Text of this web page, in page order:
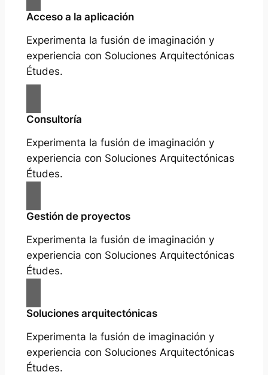
Acceso a la aplicación
Experimenta la fusión de imaginación y
experiencia con Soluciones Arquitectónicas
Études.
Consultoría
Experimenta la fusión de imaginación y
experiencia con Soluciones Arquitectónicas
Études.
Gestión de proyectos
Experimenta la fusión de imaginación y
experiencia con Soluciones Arquitectónicas
Études.
Soluciones arquitectónicas
Experimenta la fusión de imaginación y
experiencia con Soluciones Arquitectónicas
Études.